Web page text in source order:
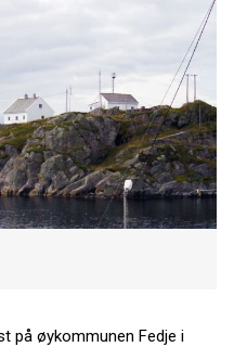
på øykommunen Fedje i